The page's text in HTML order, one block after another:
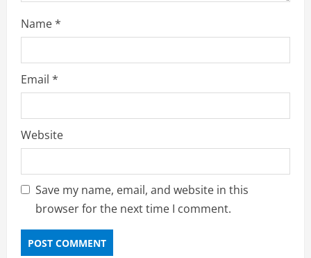
Name*
Email *
Website
Save my name, email, and website in this
browser for the next time I comment.